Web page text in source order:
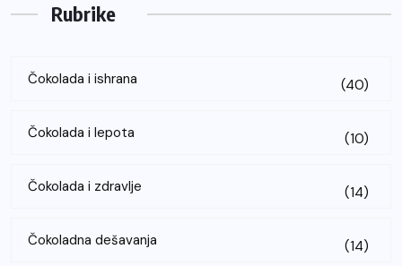
Rubrike
Čokolada i ishrana (40)
Čokolada i lepota (10)
Čokolada i zdravlje (14)
Čokoladna dešavanja (14)